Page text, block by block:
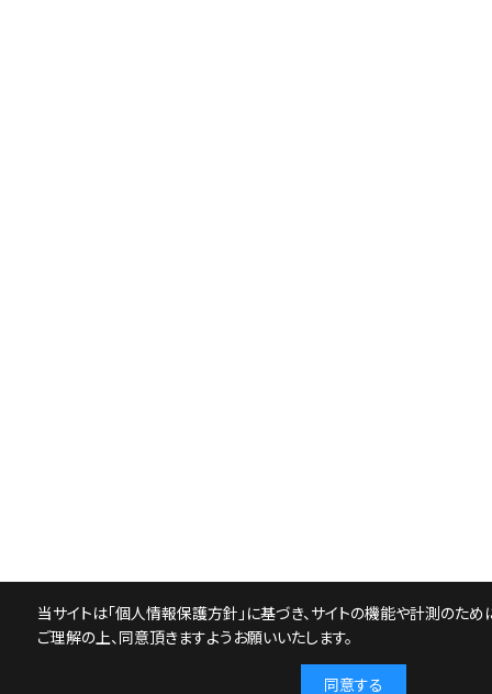
当サイトは「個人情報保護方針 」に基づき、サイトの機能や計測のた
ご理解の上、同意頂きますようお願いいたします。
同意する